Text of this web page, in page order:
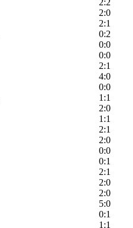
2:2
2:0
2:1
0:2
0:0
0:0
2:1
4:0
0:0
1:1
2:0
1:1
2:1
2:0
0:0
0:1
2:1
2:0
2:0
5:0
0:1
1:1